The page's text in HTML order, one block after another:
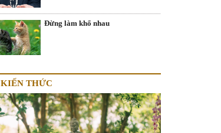
Đừng làm khổ nhau
KIẾN THỨC